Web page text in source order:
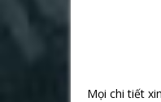
Mọi chi tiết